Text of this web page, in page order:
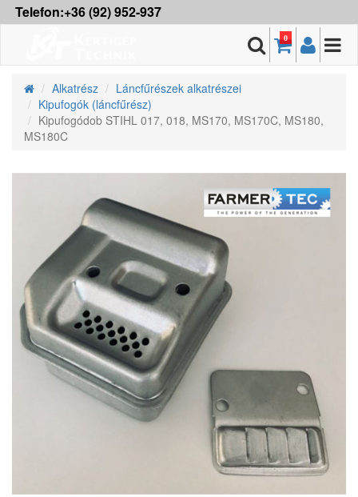
Telefon:+36 (92) 952-937
0
Alkatrész
Láncfűrészek alkatrészei
Kipufogók (láncfűrész)
Kipufogódob STIHL 017, 018, MS170, MS170C, MS180,
MS180C